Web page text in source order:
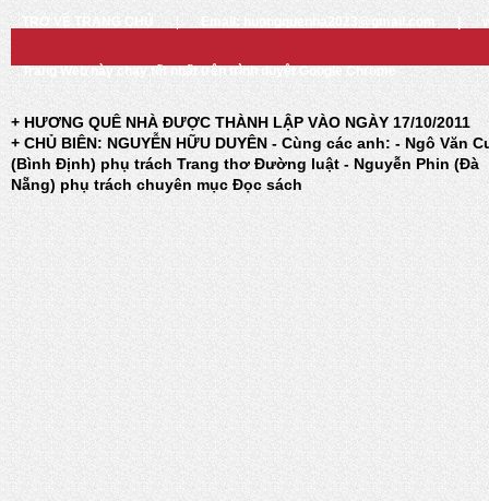
TRỞ VỀ TRANG CHỦ Email: huongquenha2023@gmail.com
Trang Web này chạy tốt nhất trên trình duyệt Google Chrome
+ HƯƠNG QUÊ NHÀ ĐƯỢC THÀNH LẬP VÀO NGÀY 17/10/2011
+ CHỦ BIÊN: NGUYỄN HỮU DUYÊN - Cùng các anh: - Ngô Văn
(Bình Định) phụ trách Trang thơ Đường luật - Nguyễn Phin (Đà
Nẵng) phụ trách chuyên mục Đọc sách